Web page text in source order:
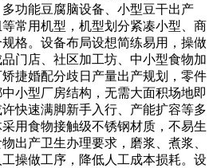
功能豆腐脑设备、小型豆干出产
常用机型，机型划分紧凑小型、商
格。设备布局设想简练易用，操做
门店、社区加工坊、中小型食物加
捷婚配分歧日产量出产规划，零件
小型厂房结构，无需大面积场地即
快速满脚新手入行、产能扩容等多
用食物接触级不锈钢材质，不易生
出产卫生办理要求，磨浆、煮浆、
操做工序，降低人工成本损耗。设